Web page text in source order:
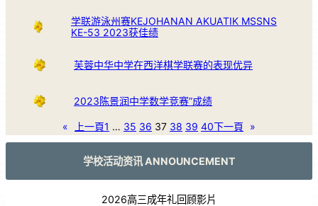
学联游泳州赛KEJOHANAN AKUATIK MSSNS
KE-53 2023获佳绩
芙蓉中华中学在西洋棋学联赛的表现优异
2023陈景润中学数学竞赛”成绩
« 上一頁1 … 35 36 37 38 39 40下一頁 »
学校活动资讯 ANNOUNCEMENT
2026高三成年礼回顾影片